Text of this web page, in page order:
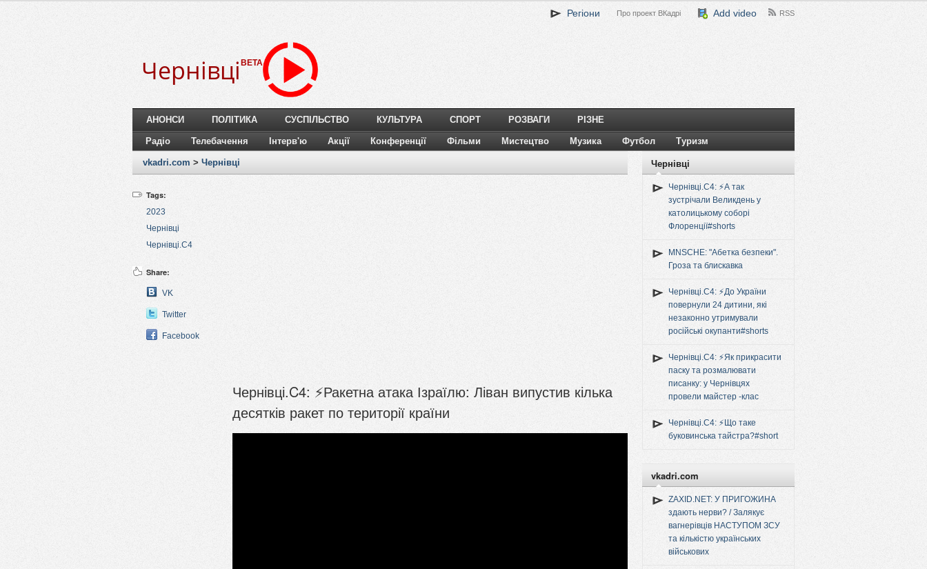
Регіони Про проект ВКадрі Add video RSS
Чернівці BETA
АНОНСИ ПОЛІТИКА СУСПІЛЬСТВО КУЛЬТУРА СПОРТ РОЗВАГИ РІЗНЕ
Радіо Телебачення Інтерв'ю Акції Конференції Фільми Мистецтво Музика Футбол Туризм
vkadri.com > Чернівці
Tags:
2023
Чернівці
Чернівці.C4
Share:
VK
Twitter
Facebook
Чернівці.C4: ⚡️Ракетна атака Ізраїлю: Ліван випустив кілька
десятків ракет по території країни
Чернівці
Чернівці.C4: ⚡️А так
зустрічали Великдень у
католицькому соборі
Флоренції#shorts
MNSCHE: "Абетка безпеки".
Гроза та блискавка
Чернівці.C4: ⚡️До України
повернули 24 дитини, які
незаконно утримували
російські окупанти#shorts
Чернівці.C4: ⚡️Як прикрасити
паску та розмалювати
писанку: у Чернівцях
провели майстер -клас
Чернівці.C4: ⚡️Що таке
буковинська тайстра?#short
vkadri.com
ZAXID.NET: У ПРИГОЖИНА
здають нерви? / Залякує
вагнерівців НАСТУПОМ ЗСУ
та кількістю українських
військових